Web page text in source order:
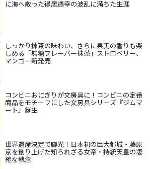
に海へ散った得居通幸の波乱に満ちた生涯
しっかり抹茶の味わい、さらに果実の香りも楽
しめる「無糖フレーバー抹茶」ストロベリー、
マンゴー新発売
コンビニおにぎりが文房具に！コンビニの定番
商品をモチーフにした文房具シリーズ『ジムマ
ート』誕生
世界遺産決定で脚光！日本初の巨大都城・藤原
京を創り上げた知られざる女帝・持統天皇の凄
絶な執念